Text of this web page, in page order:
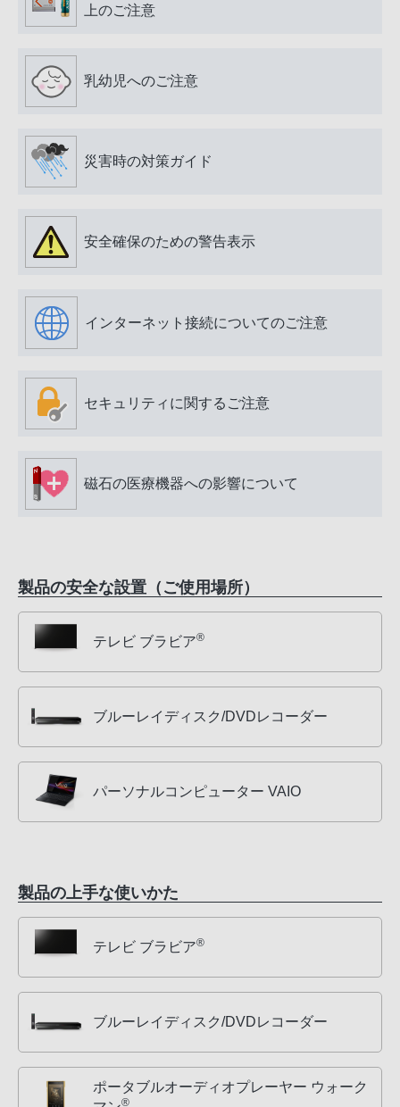
上のご注意
乳幼児へのご注意
災害時の対策ガイド
安全確保のための警告表示
インターネット接続についてのご注意
セキュリティに関するご注意
磁石の医療機器への影響について
製品の安全な設置（ご使用場所）
テレビ ブラビア®
ブルーレイディスク/DVDレコーダー
パーソナルコンピューター VAIO
製品の上手な使いかた
テレビ ブラビア®
ブルーレイディスク/DVDレコーダー
ポータブルオーディオプレーヤー ウォーク
®